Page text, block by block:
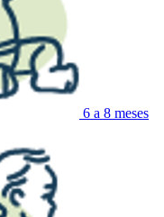
6 a 8 meses